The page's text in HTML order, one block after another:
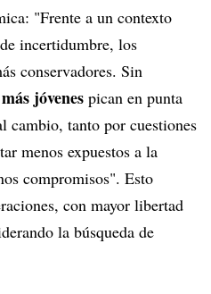
"Frente a un contexto
incertidumbre, los
conservadores. Sin
jóvenes pican en punta
cambio, tanto por cuestiones
menos expuestos a la
compromisos". Esto
con mayor libertad
la búsqueda de